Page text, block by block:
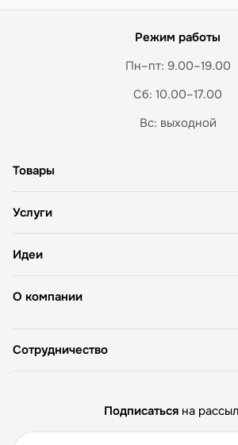
Режим работы
Пн–пт: 9.00–19.00
Сб: 10.00–17.00
Вс: выходной
О компании
Товары
Услуги
Идеи
Сотрудничество
Подписаться на